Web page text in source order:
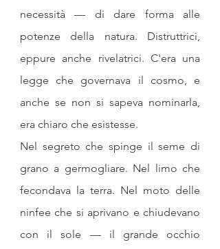
necessità — di dare forma alle
potenze della natura. Distruttrici,
eppure anche rivelatrici. C'era una
legge che governava il cosmo, e
anche se non si sapeva nominarla,
era chiaro che esistesse.
Nel segreto che spinge il seme di
grano a germogliare. Nel limo che
fecondava la terra. Nel moto delle
ninfee che si aprivano e chiudevano
con il sole — il grande occhio